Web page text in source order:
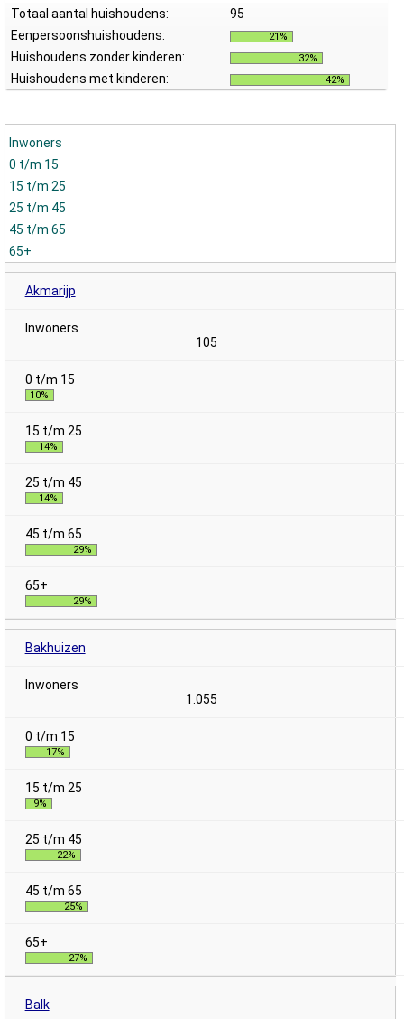
Totaal aantal huishoudens:
95
Eenpersoonshuishoudens:
21%
Huishoudens zonder kinderen: 32%
Huishoudens met kinderen: 42%
Inwoners
0 t/m 15
15 t/m 25
25 t/m 45
45 t/m 65
65+
Akmarijp
105
10%
14%
14%
29%
29%
Bakhuizen
1.055
17%
9%
22%
25%
27%
Balk